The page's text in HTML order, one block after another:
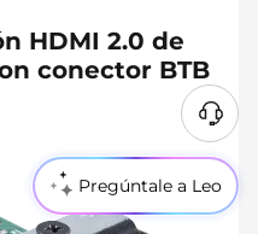
Pregúntale a Leo
HDMI 2.0 de
conector BTB